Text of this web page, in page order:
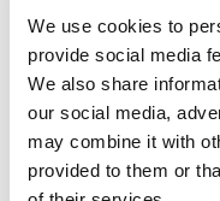
We use cookies to
provide social media
We also share
our social media,
may combine it with
provided to them or
スピード ボートに乗っ
に出発します。 ヤオノ
エンシン桟橋またはバ
ガー湾の雄大な風景と
ください。 このスピー
ん。 それは地域の中心